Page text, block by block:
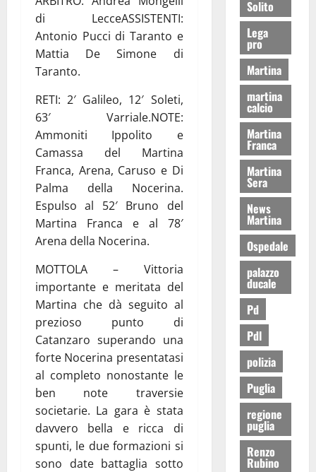
di LecceASSISTENTI:
Antonio Pucci di Taranto e
Mattia De Simone di
Taranto.
RETI: 2′ Galileo, 12′ Soleti,
63′ Varriale.NOTE:
Ammoniti Ippolito e
Camassa del Martina
Franca, Arena, Caruso e Di
Palma della Nocerina.
Espulso al 52′ Bruno del
Martina Franca e al 78′
Arena della Nocerina.
MOTTOLA – Vittoria
importante e meritata del
Martina che dà seguito al
prezioso punto di
Catanzaro superando una
forte Nocerina presentatasi
al completo nonostante le
ben note traversie
societarie. La gara è stata
davvero bella e ricca di
spunti, le due formazioni si
sono date battaglia sotto
Solito
Lega
pro
Martina
martina
calcio
Martina
Franca
Martina
Sera
News
Martina
Ospedale
palazzo
ducale
Pd
Pdl
polizia
Puglia
regione
puglia
Renzo
Rubino